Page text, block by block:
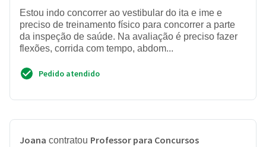
Estou indo concorrer ao vestibular do ita e ime e
preciso de treinamento físico para concorrer a parte
da inspeção de saúde. Na avaliação é preciso fazer
flexões, corrida com tempo, abdom...
Pedido atendido
Joana contratou Professor para Concursos